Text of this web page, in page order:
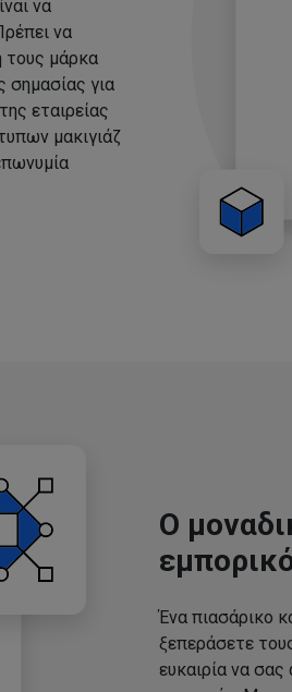
να
να
τους μάρκα
σημασίας για
εταιρείας
μακιγιάζ
Ο
Ένα πιασάρικο
ξεπεράσετε
ευκαιρία να